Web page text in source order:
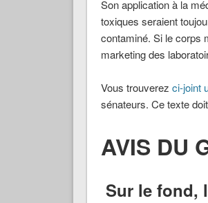
Son application à la
toxiques seraient
contaminé. Si le corps
marketing des
Vous trouverez ci-joint
sénateurs. Ce texte
AVIS DU
Sur le fond,